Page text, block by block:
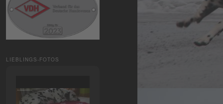
LIEBLINGS-FOTOS